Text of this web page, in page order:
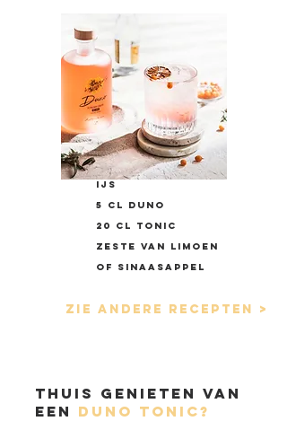
IJS
5 cl DUNo
20 cl Tonic
zeste van limoen
of sinaasappel
Zie andere recepten >
thuis genieten van
een duno tonic?